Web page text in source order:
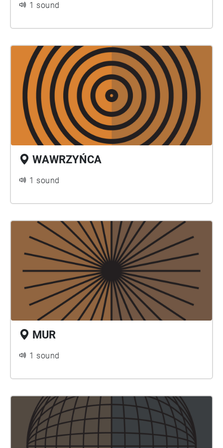
1 sound
WAWRZYŃCA
1 sound
MUR
1 sound